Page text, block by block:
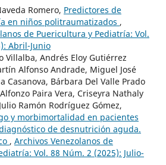
Romero, Predictores de
en niños politraumatizados ,
de Puericultura y Pediatría: Vol.
Abril-Junio
Villalba, Andrés Eloy Gutiérrez
Alfonso Andrade, Miguel José
Casanova, Bárbara Del Valle Prado
Paira Vera, Criseyra Nathaly
Ramón Rodríguez Gómez,
y morbimortalidad en pacientes
de desnutrición aguda.
, Archivos Venezolanos de
Vol. 88 Núm. 2 (2025): Julio-